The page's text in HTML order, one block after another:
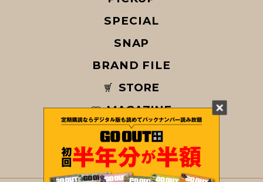
SPECIAL
SNAP
BRAND FILE
STORE
MAGAZINE